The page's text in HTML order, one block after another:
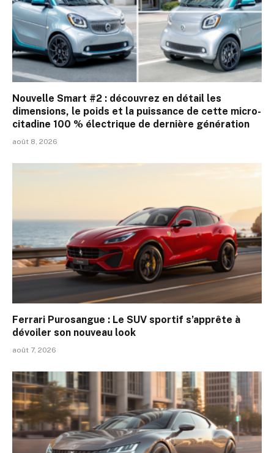
Nouvelle Smart #2 : découvrez en détail les
dimensions, le poids et la puissance de cette micro-
citadine 100 % électrique de dernière génération
août 8, 2026
Ferrari Purosangue : Le SUV sportif s’apprête à
dévoiler son nouveau look
août 7, 2026